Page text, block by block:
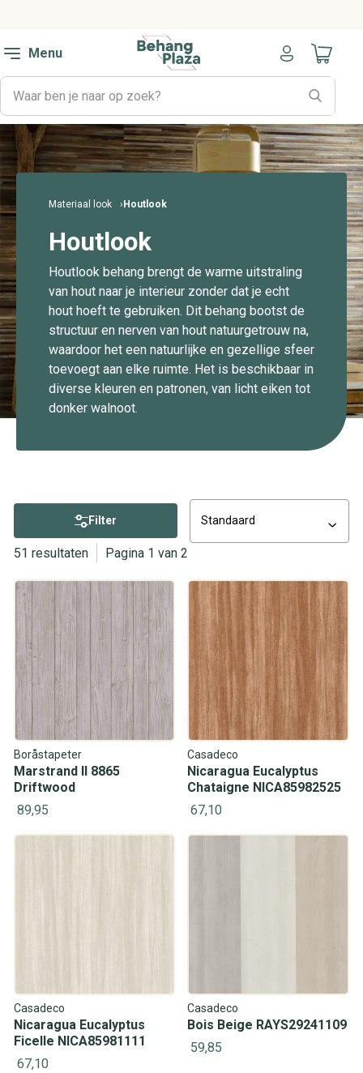
Menu
Naar
Materiaal look Houtlook
Houtlook
Houtlook behang brengt de warme uitstraling
van hout naar je interieur zonder dat je echt
hout hoeft te gebruiken. Dit behang bootst de
structuur en nerven van hout natuurgetrouw na,
waardoor het een natuurlijke en gezellige sfeer
toevoegt aan elke ruimte. Het is beschikbaar in
diverse kleuren en patronen, van licht eiken tot
donker walnoot.
Filter
51 resultaten Pagina 1 van 2
Standaard
Boråstapeter
Marstrand II 8865
Driftwood
89,95
Casadeco
Nicaragua Eucalyptus
Chataigne NICA85982525
67,10
Casadeco
Nicaragua Eucalyptus
Ficelle NICA85981111
67,10
Casadeco
Bois Beige RAYS29241109
59,85